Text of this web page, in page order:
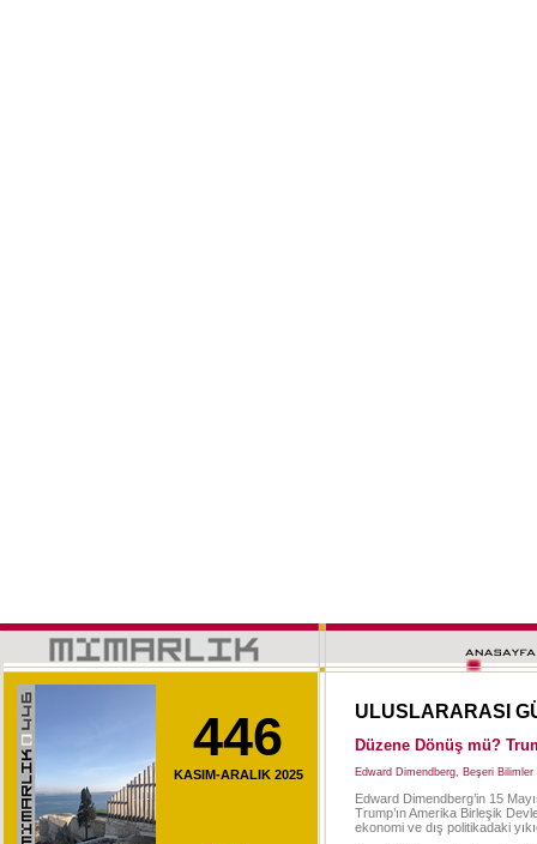
446
KASIM-ARALIK 2025
ULUSLARARASI
Düzene Dönüş mü?
Edward Dimendberg, Beşeri
Edward Dimendberg’in 15
Trump’ın Amerika Birleşik
ekonomi ve dış politikadaki